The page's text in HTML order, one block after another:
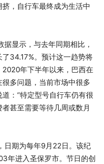
，自行车最终成为生活中
显示，与去年同期相比，
34.17%。预计这一趋势将
年下半年以来，巴西在
多问题，当前市场中很多
：“特定型号自行车仍有很
甚至需要等待几周或数月
日期为每年9月22日。该纪
年进入圣保罗市。节日的创